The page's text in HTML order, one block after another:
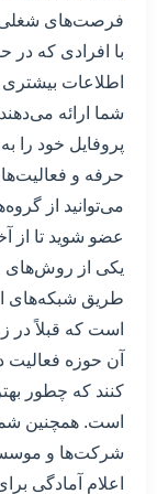
فرصت‌های شغلی
با افرادی که در
اطلاعات
شما ارائه
پروفایل خود را
حرفه و
می‌توانید از
عضو شوید تا از
یکی از روش‌های
طریق شبکه‌های
است که قبلاً در
آن حوزه فعالیت
کنند که چطور
است. همچنین
شرکت‌ها و
اعلام آمادگی